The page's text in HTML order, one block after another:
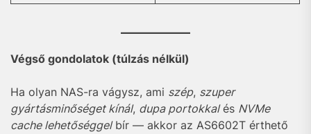
Végső gondolatok (túlzás nélkül)
Ha olyan NAS-ra vágysz, ami szép, szuper
gyártásminőséget kínál, dupa portokkalés NVMe
cache lehetőséggelbír — akkor az AS6602T érthető